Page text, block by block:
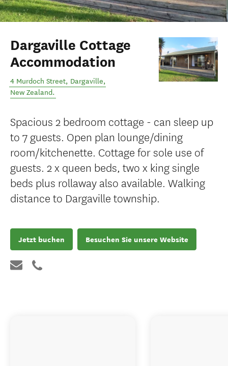
Dargaville Cottage
Accommodation
4 Murdoch Street, Dargaville,
New Zealand.
Spacious 2 bedroom cottage - can sleep up
to 7 guests. Open plan lounge/dining
room/kitchenette. Cottage for sole use of
guests. 2 x queen beds, two x king single
beds plus rollaway also available. Walking
distance to Dargaville township.
Jetzt buchen Besuchen Sie unsere Website